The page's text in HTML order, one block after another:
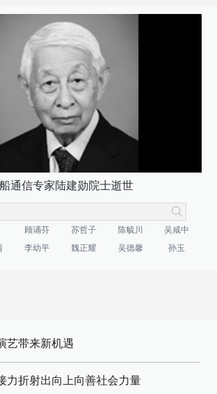
通信专家陆建勋院士逝世
顾诵芬 苏哲子 陈毓川
吴咸中
李幼平 魏正耀 吴德馨 孙玉
艺带来新机遇
力折射出向上向善社会力量